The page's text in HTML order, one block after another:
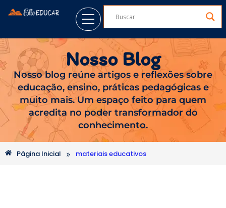
Nosso Blog
Nosso blog reúne artigos e reflexões sobre
educação, ensino, práticas pedagógicas e
muito mais. Um espaço feito para quem
acredita no poder transformador do
conhecimento.
Página Inicial » materiais educativos